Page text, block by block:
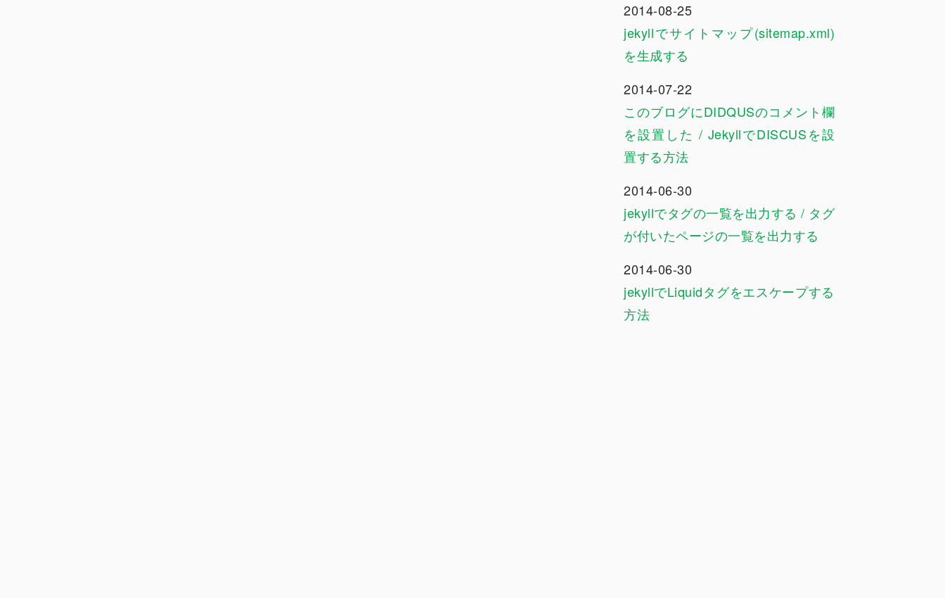
2014-08-25
jekyllでサイトマップ(sitemap.xml)
を生成する
2014-07-22
このブログにDIDQUSのコメント欄
を設置した / JekyllでDISCUSを設
置する方法
2014-06-30
jekyllでタグの一覧を出力する / タグ
が付いたページの一覧を出力する
2014-06-30
jekyllでLiquidタグをエスケープする
方法